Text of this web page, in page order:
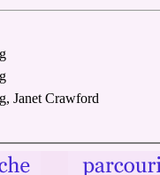
Janet Crawford